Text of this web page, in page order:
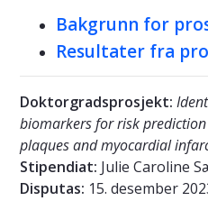
Bakgrunn for
Resultater fra
Doktorgradsprosjekt:
biomarkers for risk
plaques and myocardial
Stipendiat: Julie Caroline
Disputas: 15. desember